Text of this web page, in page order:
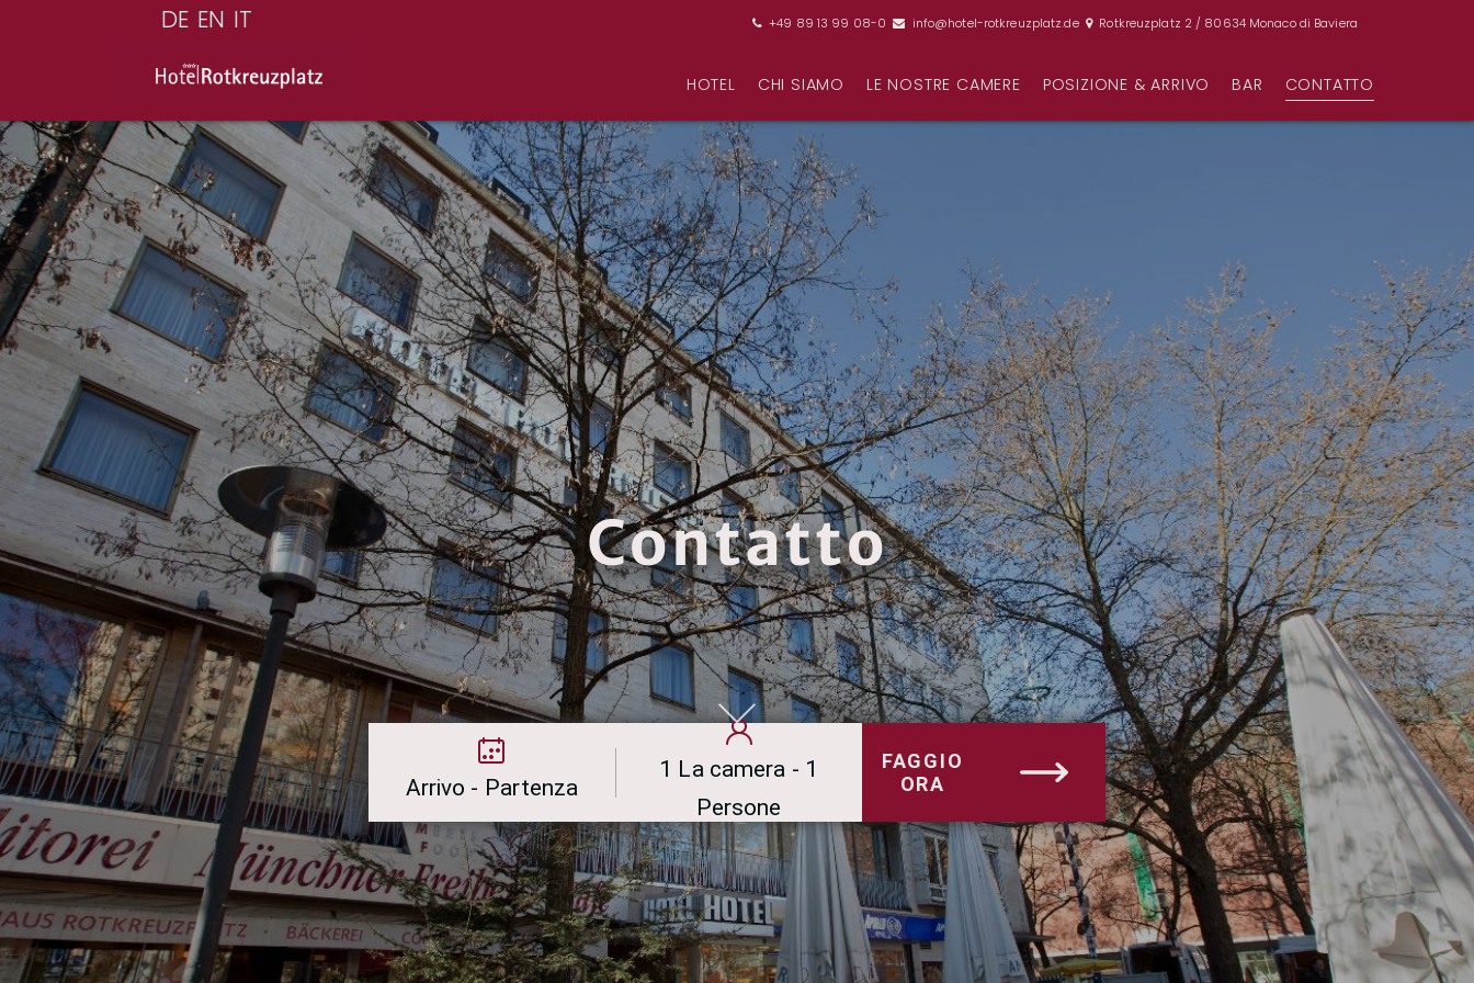
 +49 89 13 99 08-0  info@hotel-rotkreuzplatz.de Rotkreuzplatz 2 / 80634 Monaco di Baviera
HOTEL CHI SIAMO LE NOSTRE CAMERE POSIZIONE & ARRIVO BAR CONTATTO
Arrivo - Partenza
1 La camera - 1
Persone
FAGGIO
ORA
Contatto